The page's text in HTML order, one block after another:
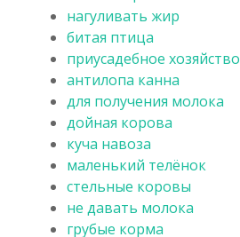
нагуливать жир
битая птица
приусадебное хозяйство
антилопа канна
для получения молока
дойная корова
куча навоза
маленький телёнок
стельные коровы
не давать молока
грубые корма